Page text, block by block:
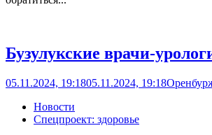
Бузулукские врачи-
05.11.2024, 19:1805.11.2024, 19:18
Новости
Спецпроект: здоровье